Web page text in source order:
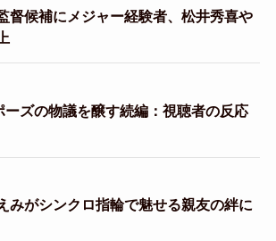
督候補にメジャー経験者、松井秀喜や
ーズの物議を醸す続編：視聴者の反応
みがシンクロ指輪で魅せる親友の絆に